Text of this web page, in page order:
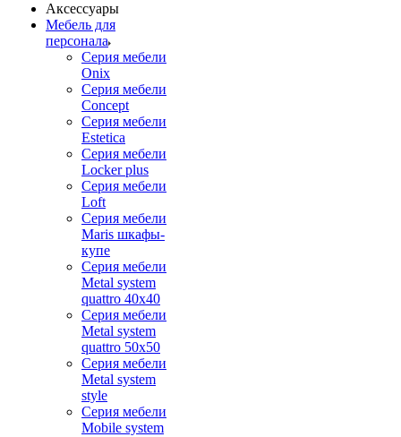
Аксессуары
Мебель для
персонала
Серия мебели
Onix
Серия мебели
Concept
Серия мебели
Estetica
Серия мебели
Locker plus
Серия мебели
Loft
Серия мебели
Maris шкафы-
купе
Серия мебели
Metal system
quattro 40x40
Серия мебели
Metal system
quattro 50x50
Серия мебели
Metal system
style
Серия мебели
Mobile system